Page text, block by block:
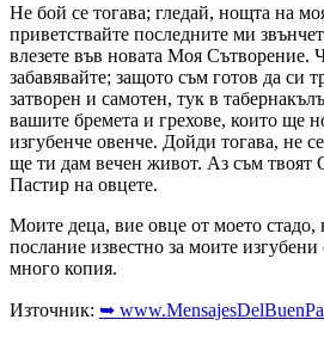
Не бой се тогава; гледай, нощта на
приветствайте последните ми
влезете във новата Моя Сътворение.
забавявайте; защото съм готов да си
затворен и самотен, тук в
вашите бремета и грехове, които ще
изгубенче овенче. Дойди тогава, не
ще ти дам вечен живот. Аз съм твоят
Пастир на овцете.
Моите деца, вие овце от моето стадо,
послание известно за моите изгубени
много копия.
Източник: ➥